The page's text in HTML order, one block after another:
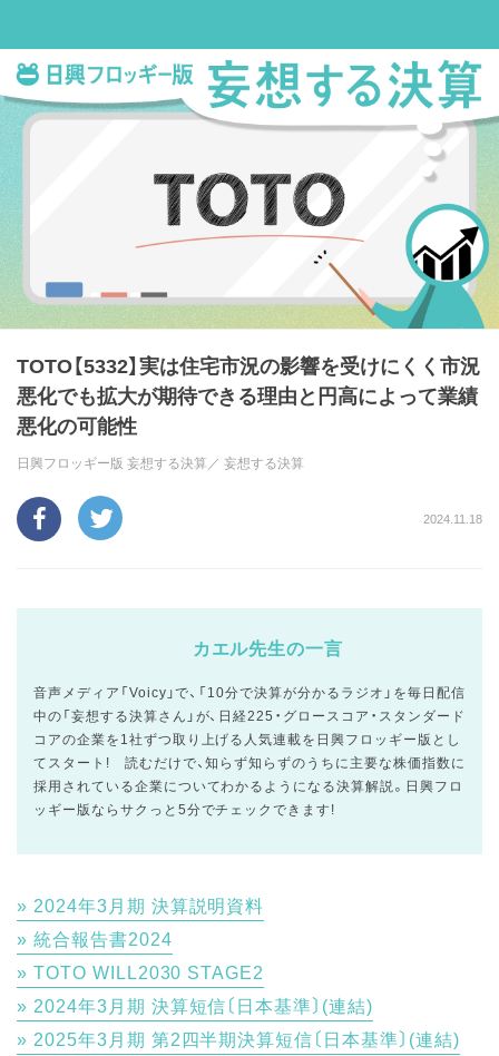
TOTO【5332】実は住宅市況の影響を受けにくく市況
悪化でも拡大が期待できる理由と円高によって業績
悪化の可能性
日興フロッギー版 妄想する決算／ 妄想する決算
2024.11.18
カエル先生の一言
音声メディア「Voicy」で、「10分で決算が分かるラジオ」を毎日配信
中の「妄想する決算さん」が、日経225・グロースコア・スタンダード
コアの企業を1社ずつ取り上げる人気連載を日興フロッギー版とし
てスタート! 読むだけで、知らず知らずのうちに主要な株価指数に
採用されている企業についてわかるようになる決算解説。日興フロ
ッギー版ならサクっと5分でチェックできます!
2024年3月期 決算説明資料
統合報告書2024
TOTO WILL2030 STAGE2
2024年3月期 決算短信〔日本基準〕(連結)
2025年3月期 第2四半期決算短信〔日本基準〕(連結)